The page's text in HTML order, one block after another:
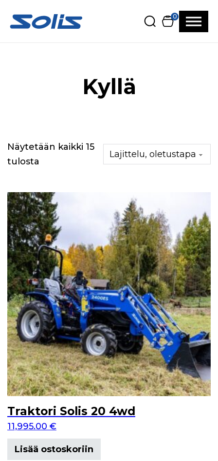
0
Kyllä
Näytetään kaikki 15
tulosta
Traktori Solis 20 4wd
11,995.00 €
Lisää ostoskoriin